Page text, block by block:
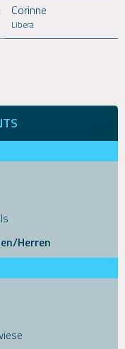
Corinne
Libera
Herren